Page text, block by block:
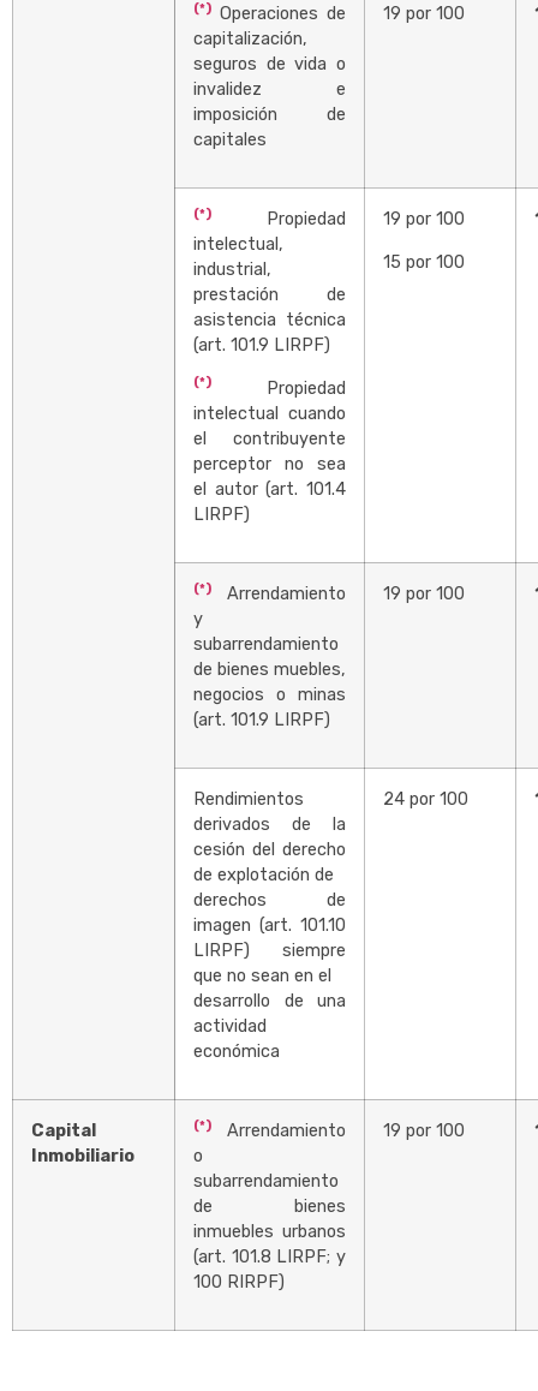
(*) Operaciones de
capitalización,
seguros de vida o
invalidez e
imposición de
capitales
19 por 100
(*)
Propiedad
intelectual,
industrial,
prestación de
asistencia técnica
(art. 101.9 LIRPF)
(*)
Propiedad
intelectual cuando
el contribuyente
perceptor no sea
el autor (art. 101.4
LIRPF)
19 por 100
15 por 100
(*)
Arrendamiento
y
subarrendamiento
de bienes muebles,
negocios o minas
(art. 101.9 LIRPF)
19 por 100
Rendimientos
derivados de la
cesión del derecho
de explotación de
derechos de
imagen (art. 101.10
LIRPF) siempre
que no sean en el
desarrollo de una
actividad
económica
24 por 100
Capital
Inmobiliario
(*)
Arrendamiento
o
subarrendamiento
de bienes
inmuebles urbanos
(art. 101.8 LIRPF; y
100 RIRPF)
19 por 100